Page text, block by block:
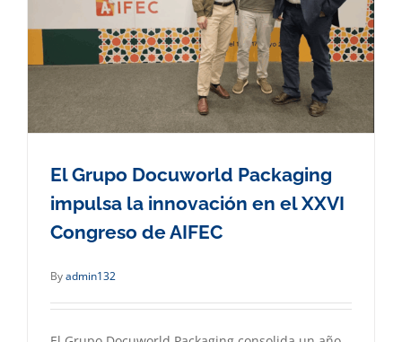
El Grupo Docuworld Packaging
impulsa la innovación en el XXVI
Congreso de AIFEC
Byadmin132